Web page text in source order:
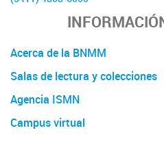
Acerca de la BNMM
Salas de lectura y colecciones
Agencia ISMN
Campus virtual